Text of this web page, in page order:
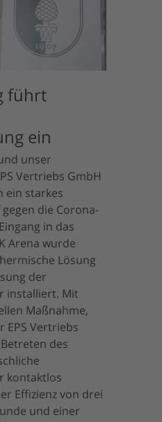
führt
ein
unser
Vertriebs GmbH
ein starkes
die Corona-
in das
Arena wurde
Lösung
der
installiert. Mit
Maßnahme,
Vertriebs
des
kontaktlos
Effizienz von drei
und einer